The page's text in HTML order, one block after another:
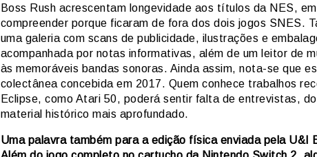
Boss Rush acrescentam longevidade aos títulos da NES,
compreender porque ficaram de fora dos dois jogos SNES.
uma galeria com scans de publicidade, ilustrações e
acompanhada por notas informativas, além de um leitor de
às memoráveis bandas sonoras. Ainda assim, nota-se que
colectânea concebida em 2017. Quem conhece trabalhos
Eclipse, como Atari 50, poderá sentir falta de entrevistas,
material histórico mais aprofundado.
Uma palavra também para a edição física enviada pela U&I